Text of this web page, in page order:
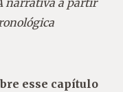
narrativa a partir
esse capítulo